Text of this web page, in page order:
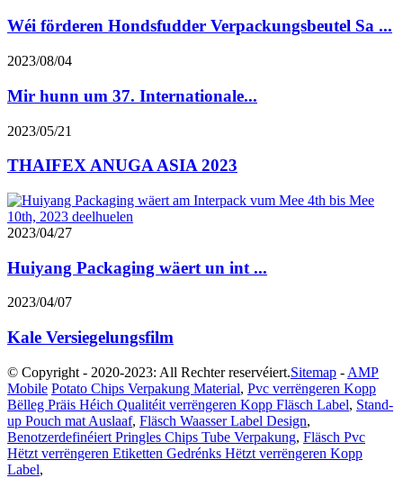
Wéi förderen Hondsfudder Verpackungsbeutel Sa ...
2023/08/04
Mir hunn um 37. Internationale...
2023/05/21
THAIFEX ANUGA ASIA 2023
2023/04/27
Huiyang Packaging wäert un int ...
2023/04/07
Kale Versiegelungsfilm
© Copyright - 2020-2023: All Rechter reservéiert.Sitemap - AMP
Mobile Potato Chips Verpakung Material, Pvc verrëngeren Kopp
Bëlleg Präis Héich Qualitéit verrëngeren Kopp Fläsch Label, Stand-
up Pouch mat Auslaaf, Fläsch Waasser Label Design,
Benotzerdefinéiert Pringles Chips Tube Verpakung, Fläsch Pvc
Hëtzt verrëngeren Etiketten Gedrénks Hëtzt verrëngeren Kopp
Label,